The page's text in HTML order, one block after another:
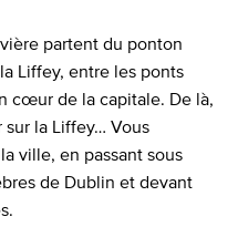
partent du ponton
Liffey, entre les ponts
cœur de la capitale. De là,
sur la Liffey… Vous
ville, en passant sous
de Dublin et devant